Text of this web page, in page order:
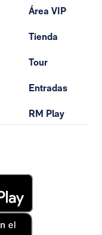
Área VIP
Tienda
Tour
Entradas
RM Play